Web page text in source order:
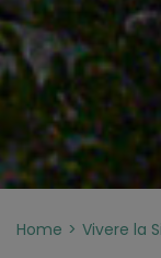
Home Vivere la